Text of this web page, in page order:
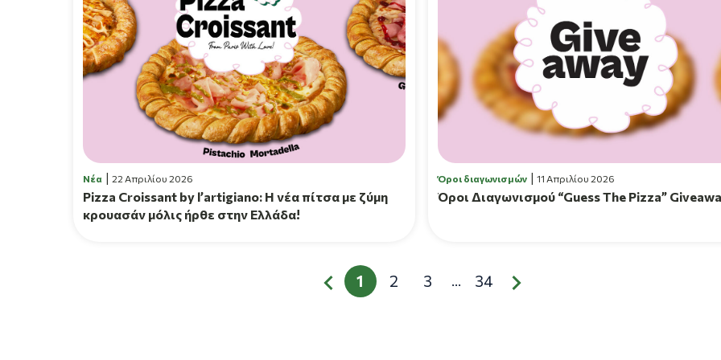
Νέα 22 Απριλίου 2026
Pizza Croissant by l’artigiano: Η νέα πίτσα με ζύμη
κρουασάν μόλις ήρθε στην Ελλάδα!
Όροι διαγωνισμών 11 Απριλίου 2026
Όροι Διαγωνισμού “Guess The Pizza”
1 2 3 34